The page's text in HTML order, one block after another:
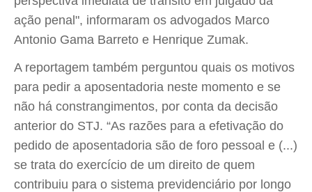
ação penal", informaram os advogados Marco
Antonio Gama Barreto e Henrique Zumak.
A reportagem também perguntou quais os motivos
para pedir a aposentadoria neste momento e se
não há constrangimentos, por conta da decisão
anterior do STJ. “As razões para a efetivação do
pedido de aposentadoria são de foro pessoal e (...)
se trata do exercício de um direito de quem
contribuiu para o sistema previdenciário por longo